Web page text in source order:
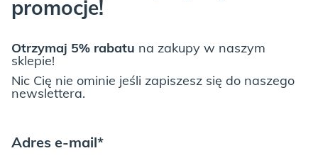
promocje!
Otrzymaj 5% rabatu na zakupy w naszym
sklepie!
Nic Cię nie ominie jeśli zapiszesz się do naszego
newslettera.
Adres e-mail*